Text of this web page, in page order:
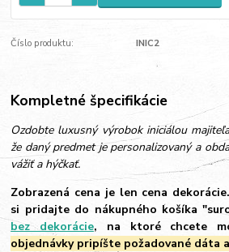
Číslo produktu: INIC2
Kompletné špecifikácie
Ozdobte luxusný výrobok iniciálou
že daný predmet je personalizovaný a
vážiť a hýčkať.
Zobrazená cena je len cena
si pridajte do nákupného košíka
bez dekorácie, na ktoré chcete
objednávky pripíšte požadované dáta